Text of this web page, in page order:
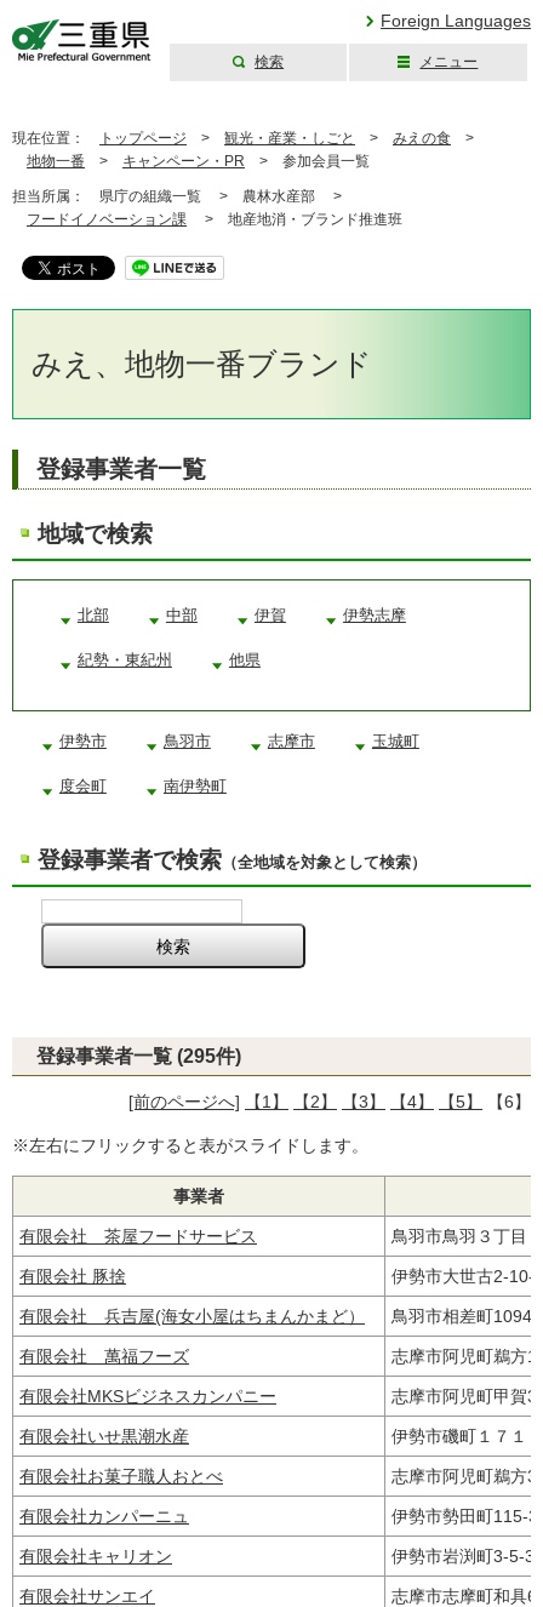
Foreign Languages
検索 メニュー
現在位置： トップページ > 観光・産業・しごと > みえの食 >
地物一番 > キャンペーン・PR > 参加会員一覧
担当所属： 県庁の組織一覧 > 農林水産部 >
フードイノベーション課 > 地産地消・ブランド推進班
みえ、地物一番ブランド
登録事業者一覧
地域で検索
北部 中部 伊賀 伊勢志摩
紀勢・東紀州 他県
伊勢市 鳥羽市 志摩市 玉城町
度会町 南伊勢町
登録事業者で検索 （全地域を対象として検索）
登録事業者一覧 (295件)
[前のページへ] 【1】 【2】 【3】 【4】 【5】 【6】
※左右にフリックすると表がスライドします。
事業者
有限会社 茶屋フードサービス 鳥羽市鳥羽３丁
有限会社 豚捨 伊勢市大世古2-
有限会社 兵吉屋(海女小屋はちまんかまど） 鳥羽市相差町
有限会社 萬福フーズ 志摩市阿児町鵜
有限会社MKSビジネスカンパニー 志摩市阿児町甲
有限会社いせ黒潮水産 伊勢市磯町１７
有限会社お菓子職人おとべ 志摩市阿児町鵜
有限会社カンパーニュ 伊勢市勢田町
有限会社キャリオン 伊勢市岩渕町3-
有限会社サンエイ 志摩市志摩町和